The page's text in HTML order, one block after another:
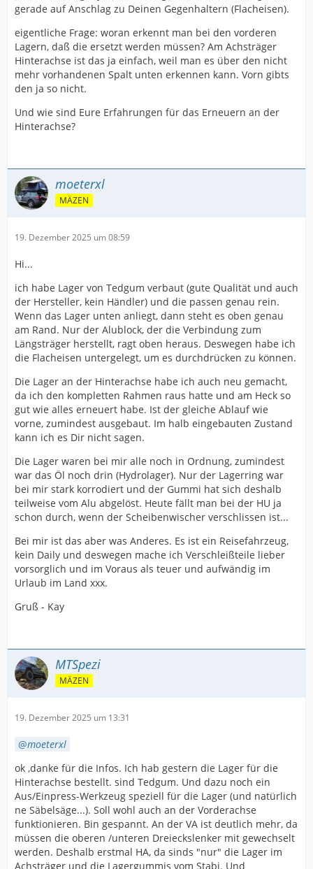
gerade auf Anschlag zu Deinen Gegenhaltern (Flacheisen).
eigentliche Frage: woran erkennt man bei den vorderen
Lagern, daß die ersetzt werden müssen? Am Achsträger
Hinterachse ist das ja einfach, weil man es über den nicht
mehr vorhandenen Spalt unten erkennen kann. Vorn gibts
den ja so nicht.
Und wie sind Eure Erfahrungen für das Erneuern an der
Hinterachse?
moeterxl
MÄZEN
19. Dezember 2025 um 08:59
Hi...
ich habe Lager von Tedgum verbaut (gute Qualität und auch
der Hersteller, kein Händler) und die passen genau rein.
Wenn das Lager unten anliegt, dann steht es oben genau
am Rand. Nur der Alublock, der die Verbindung zum
Längsträger herstellt, ragt oben heraus. Deswegen habe ich
die Flacheisen untergelegt, um es durchdrücken zu können.
Die Lager an der Hinterachse habe ich auch neu gemacht,
da ich den kompletten Rahmen raus hatte und am Heck so
gut wie alles erneuert habe. Ist der gleiche Ablauf wie
vorne, zumindest ausgebaut. Im halb eingebauten Zustand
kann ich es Dir nicht sagen.
Die Lager waren bei mir alle noch in Ordnung, zumindest
war das Öl noch drin (Hydrolager). Nur der Lagerring war
bei mir stark korrodiert und der Gummi hat sich deshalb
teilweise vom Alu abgelöst. Heute fällt man bei der HU ja
schon durch, wenn der Scheibenwischer verschlissen ist...
Bei mir ist das aber was Anderes. Es ist ein Reisefahrzeug,
kein Daily und deswegen mache ich Verschleißteile lieber
vorsorglich und im Voraus als teuer und aufwändig im
Urlaub im Land xxx.
Gruß - Kay
MTSpezi
MÄZEN
19. Dezember 2025 um 13:31
moeterxl
ok ,danke für die Infos. Ich hab gestern die Lager für die
Hinterachse bestellt. sind Tedgum. Und dazu noch ein
Aus/Einpress-Werkzeug speziell für die Lager (und natürlich
ne Säbelsäge...). Soll wohl auch an der Vorderachse
funktionieren. Bin gespannt. An der VA ist deutlich mehr, da
müssen die oberen /unteren Dreieckslenker mit gewechselt
werden. Deshalb erstmal HA, da sinds "nur" die Lager im
Achsträger und die Lagergummis vom Stabi. Und